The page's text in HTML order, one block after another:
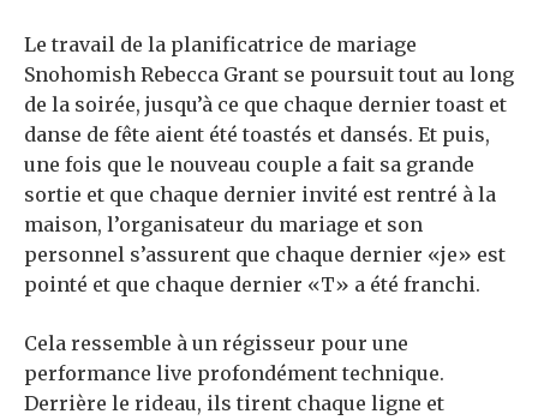
Le travail de la planificatrice de mariage
Snohomish Rebecca Grant se poursuit tout au long
de la soirée, jusqu’à ce que chaque dernier toast et
danse de fête aient été toastés et dansés. Et puis,
une fois que le nouveau couple a fait sa grande
sortie et que chaque dernier invité est rentré à la
maison, l’organisateur du mariage et son
personnel s’assurent que chaque dernier «je» est
pointé et que chaque dernier «T» a été franchi.
Cela ressemble à un régisseur pour une
performance live profondément technique.
Derrière le rideau, ils tirent chaque ligne et